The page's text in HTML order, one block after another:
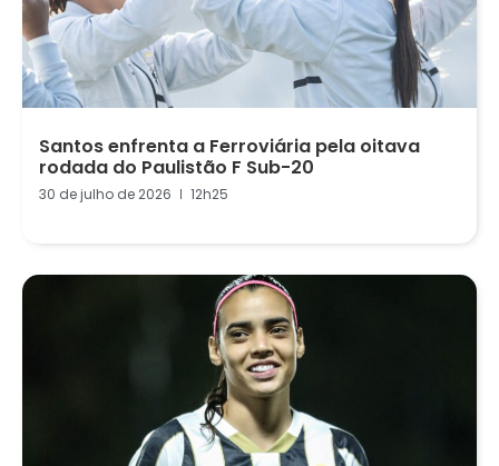
Santos enfrenta a Ferroviária pela oitava
rodada do Paulistão F Sub-20
30 de julho de 2026 12h25